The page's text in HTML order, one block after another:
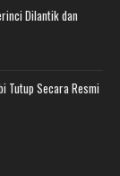
Dilantik dan
Tutup Secara Resmi